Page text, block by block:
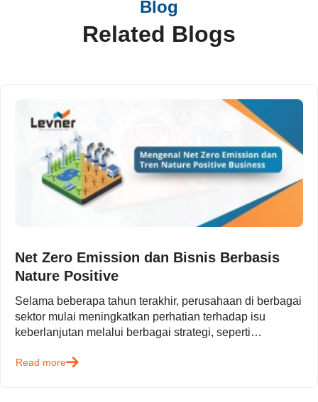
Blog
Related Blogs
Net Zero Emission dan Bisnis Berbasis
Nature Positive
Selama beberapa tahun terakhir, perusahaan di berbagai
sektor mulai meningkatkan perhatian terhadap isu
keberlanjutan melalui berbagai strategi, seperti
pengelolaan…
Read more